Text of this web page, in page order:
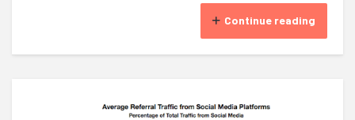
Continue reading